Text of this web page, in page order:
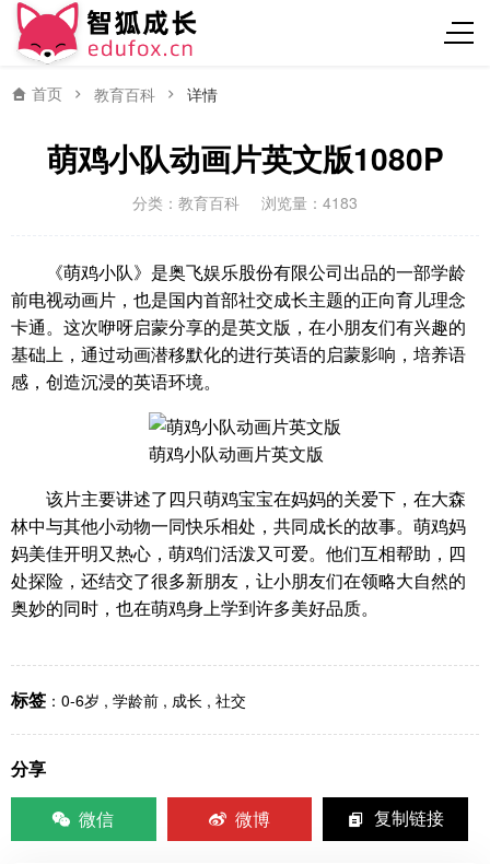
首页 教育百科 详情
萌鸡小队动画片英文版1080P
分类： 教育百科 浏览量：4183
《萌鸡小队》是奥飞娱乐股份有限公司出品的一部学龄
前电视动画片，也是国内首部社交成长主题的正向育儿理念
卡通。这次咿呀启蒙分享的是英文版，在小朋友们有兴趣的
基础上，通过动画潜移默化的进行英语的启蒙影响，培养语
感，创造沉浸的英语环境。
萌鸡小队动画片英文版
该片主要讲述了四只萌鸡宝宝在妈妈的关爱下，在大森
林中与其他小动物一同快乐相处，共同成长的故事。萌鸡妈
妈美佳开明又热心，萌鸡们活泼又可爱。他们互相帮助，四
处探险，还结交了很多新朋友，让小朋友们在领略大自然的
奥妙的同时，也在萌鸡身上学到许多美好品质。
标签 ： 0-6岁 , 学龄前 , 成长 , 社交
分享
微信
微博 复制链接